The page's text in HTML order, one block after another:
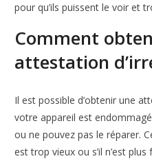
pour qu’ils puissent le voir et
Comment
attestation
Il est possible d’obtenir une
votre appareil est
ou ne pouvez pas le réparer.
est trop vieux ou s’il n’est